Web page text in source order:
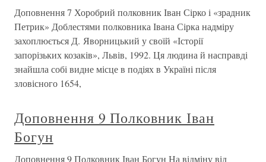
Доповнення 7 Хоробрий полковник Іван Сірко і «зрадник
Петрик» Доблестями полковника Івана Сірка надміру
захоплюється Д. Яворницький у своїй «Історії
запорізьких козаків», Львів, 1992. Ця людина й насправді
знайшла собі видне місце в подіях в Україні після
зловісного 1654,
Доповнення 9 Полковник Іван
Богун
Доповнення 9 Полковник Іван Богун На відміну від